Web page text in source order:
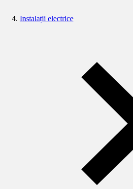
Instalații electrice